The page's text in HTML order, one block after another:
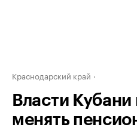
Краснодарский край
Власти
менять